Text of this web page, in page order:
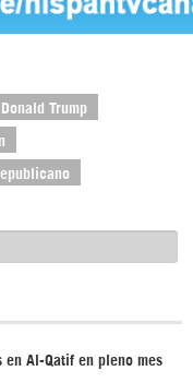
Donald Trump
en Al-Qatif en pleno mes